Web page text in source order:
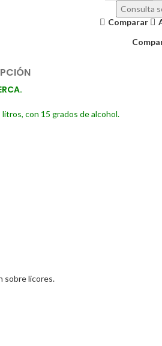
Consulta
Comparar
con 15 grados de alcohol.
sobre licores.